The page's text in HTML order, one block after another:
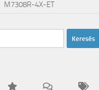
M7308R-4X-ET